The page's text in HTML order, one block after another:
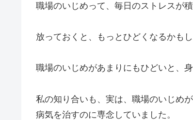
職場のいじめって、毎日のストレスが
放っておくと、もっとひどくなるかもし
職場のいじめがあまりにもひどいと、
私の知り合いも、実は、職場のいじめ
病気を治すのに専念していました。